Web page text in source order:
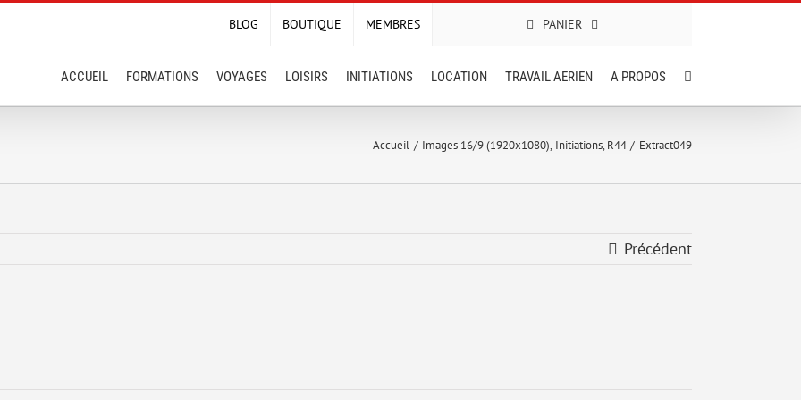
BLOG BOUTIQUE MEMBRES PANIER
ACCUEIL FORMATIONS VOYAGES LOISIRS INITIATIONS LOCATION TRAVAIL AERIEN A PROPOS
Accueil Images 16/9 (1920x1080) Initiations R44 Extract049
Précédent